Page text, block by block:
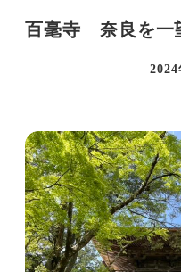
百毫寺 奈良を一
投稿
2024